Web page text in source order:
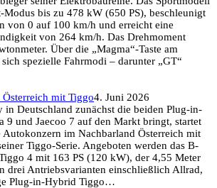
Modus bis zu 478 kW (650 PS), beschleunigt
von 0 auf 100 km/h und erreicht eine
von 264 km/h. Das Drehmoment
Über die „Magma“-Taste am
spezielle Fahrmodi – darunter „GT“
mit Tiggo4. Juni 2026
in Deutschland zunächst die beiden Plug-in-
9 und Jaecoo 7 auf den Markt bringt, startet
Autokonzern im Nachbarland Österreich mit
Tiggo-Serie. Angeboten werden das B-
4 mit 163 PS (120 kW), der 4,55 Meter
drei Antriebsvarianten einschließlich Allrad,
Plug-in-Hybrid Tiggo…